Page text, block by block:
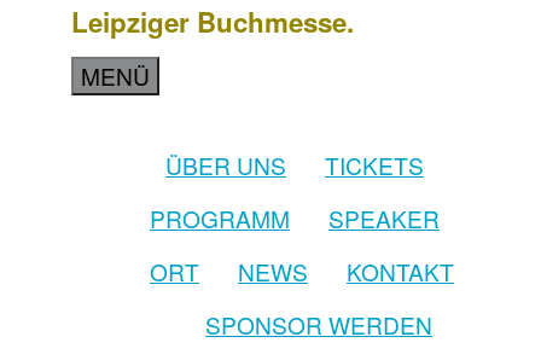
Leipziger Buchmesse.
MENÜ
ÜBER UNS
TICKETS
PROGRAMM
SPEAKER
ORT
NEWS
KONTAKT
SPONSOR WERDEN